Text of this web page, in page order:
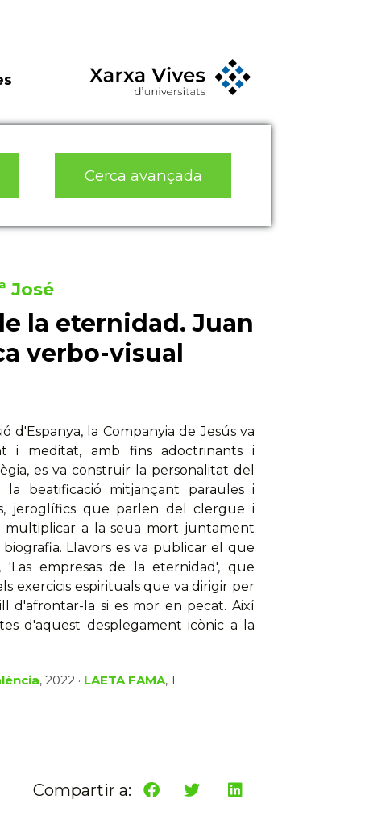
Cerca avançada
José
la eternidad. Juan
verbo-visual
la Companyia de Jesús va
i meditat, amb fins adoctrinants i
es va construir la personalitat del
beatificació mitjançant paraules i
jeroglífics que parlen del clergue i
multiplicar a la seua mort juntament
Llavors es va publicar el que
empresas de la eternidad', que
exercicis espirituals que va dirigir per
la si es mor en pecat. Així
d'aquest desplegament icònic a la
, 2022 · LAETA FAMA, 1
Compartir a: